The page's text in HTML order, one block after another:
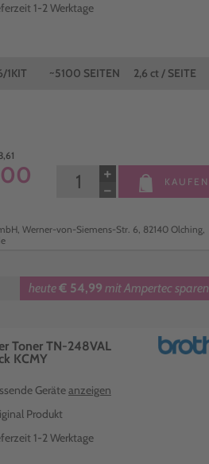
1-2 Werktage
1KIT ~5100 SEITEN 2,6 ct / SEITE
−
+ KAUFEN
Werner-von-Siemens-Str. 6, 82140 Olching,
heute€ 54,99 mit Ampertec sparen
Toner TN-248VAL
KCMY
Geräteanzeigen
Produkt
1-2 Werktage